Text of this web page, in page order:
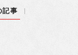
記事